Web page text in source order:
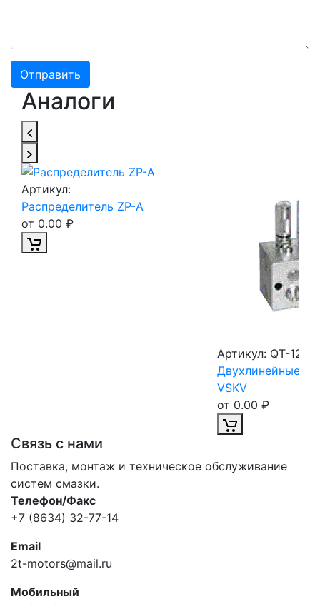
Аналоги
Артикул:
Распределитель ZP-A
от 0.00 ₽
Артикул: QT-
Двухлинейные
VSKV
от 0.00 ₽
Связь с нами
Поставка, монтаж и техническое обслуживание
систем смазки.
Телефон/Факс
+7 (8634) 32-77-14
Email
2t-motors@mail.ru
Мобильный